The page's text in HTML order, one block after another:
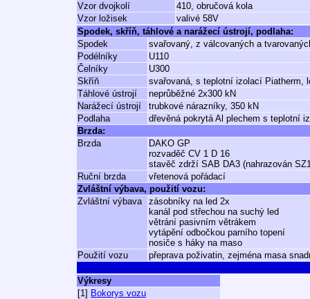
Vzor dvojkolí
410, obručová kola
Vzor ložisek
valivé 58V
Spodek, skříň, táhlové a narážecí ústrojí, podlaha:
Spodek
svařovaný, z válcovaných a
Podélníky
U110
Čelníky
U300
Skříň
svařovaná, s teplotní izolací Piatherm,
Táhlové ústrojí
neprůběžné 2x300 kN
Narážecí ústrojí
trubkové nárazníky, 350 kN
Podlaha
dřevěná pokrytá Al plechem s teplotní
Brzda:
Brzda
DAKO GP
rozvaděč CV 1 D 16
stavěč zdrží SAB DA3 (nahrazován
Ruční brzda
vřetenová pořádací
Zvláštní výbava, použití vozu:
Zvláštní výbava
zásobníky na led 2x
kanál pod střechou na suchý led
větrání pasivním větrákem
vytápění odbočkou parního topení
nosiče s háky na maso
Použití vozu
přeprava poživatin, zejména masa
Výkresy
[1] Bokorys vozu